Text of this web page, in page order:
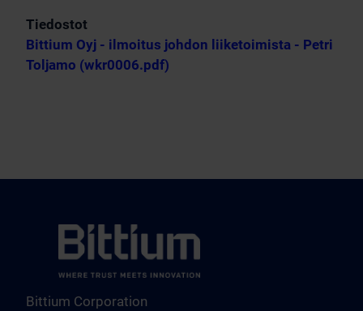
Tiedostot
Bittium Oyj - ilmoitus johdon liiketoimista - Petri
Toljamo (wkr0006.pdf)
Bittium Corporation